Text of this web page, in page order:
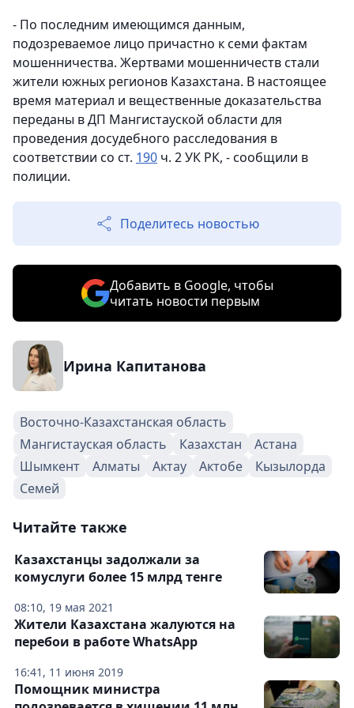
- По последним имеющимся данным,
подозреваемое лицо причастно к семи фактам
мошенничества. Жертвами мошенничеств стали
жители южных регионов Казахстана. В настоящее
время материал и вещественные доказательства
переданы в ДП Мангистауской области для
проведения досудебного расследования в
соответствии со ст. 190 ч. 2 УК РК, - сообщили в
полиции.
Поделитесь новостью
Добавить в Google, чтобы
читать новости первым
Ирина Капитанова
Восточно-Казахстанская область
Мангистауская область
Казахстан
Астана
Шымкент
Алматы Актау Актобе
Кызылорда
Семей
Читайте также
08:10, 19 мая 2021
Казахстанцы задолжали за
комуслуги более 15 млрд тенге
16:41, 11 июня 2019
Жители Казахстана жалуются на
перебои в работе WhatsApp
Помощник министра